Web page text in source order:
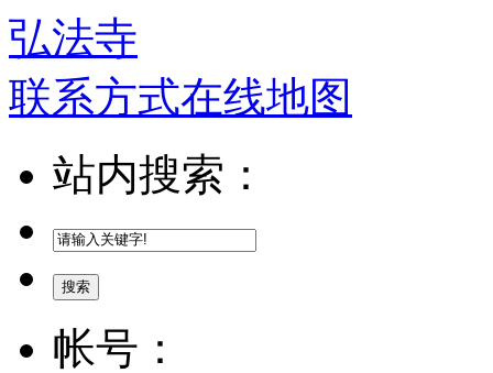
弘法寺
联系方式在线地图
站内搜索：
搜索
帐号：